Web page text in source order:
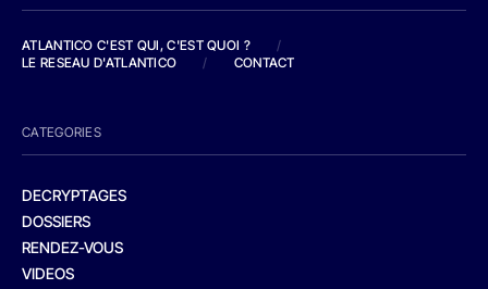
ATLANTICO C'EST QUI, C'EST QUOI ?
/
LE RESEAU D'ATLANTICO
/ CONTACT
CATEGORIES
DECRYPTAGES
DOSSIERS
RENDEZ-VOUS
VIDEOS